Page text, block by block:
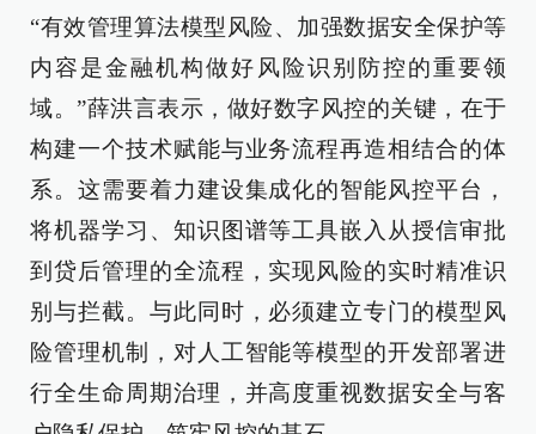
“有效管理算法模型风险、加强数据安全保护等
内容是金融机构做好风险识别防控的重要领
域。”薛洪言表示，做好数字风控的关键，在于
构建一个技术赋能与业务流程再造相结合的体
系。这需要着力建设集成化的智能风控平台，
将机器学习、知识图谱等工具嵌入从授信审批
到贷后管理的全流程，实现风险的实时精准识
别与拦截。与此同时，必须建立专门的模型风
险管理机制，对人工智能等模型的开发部署进
行全生命周期治理，并高度重视数据安全与客